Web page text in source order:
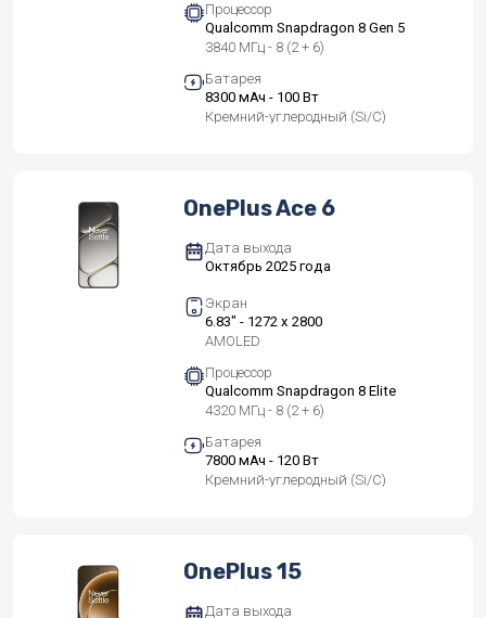
Процессор
Qualcomm Snapdragon 8 Gen 5
3840 МГц - 8 (2 + 6)
Батарея
8300 мАч - 100 Вт
Кремний-углеродный (Si/C)
OnePlus Ace 6
Дата выхода
Октябрь 2025 года
Экран
6.83" - 1272 x 2800
AMOLED
Процессор
Qualcomm Snapdragon 8 Elite
4320 МГц - 8 (2 + 6)
Батарея
7800 мАч - 120 Вт
Кремний-углеродный (Si/C)
OnePlus 15
Дата выхода